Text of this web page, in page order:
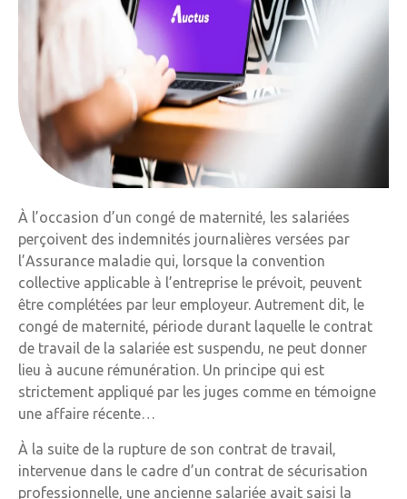
À l’occasion d’un congé de maternité, les salariées
perçoivent des indemnités journalières versées par
l’Assurance maladie qui, lorsque la convention
collective applicable à l’entreprise le prévoit, peuvent
être complétées par leur employeur. Autrement dit, le
congé de maternité, période durant laquelle le contrat
de travail de la salariée est suspendu, ne peut donner
lieu à aucune rémunération. Un principe qui est
strictement appliqué par les juges comme en témoigne
une affaire récente…
À la suite de la rupture de son contrat de travail,
intervenue dans le cadre d’un contrat de sécurisation
professionnelle, une ancienne salariée avait saisi la